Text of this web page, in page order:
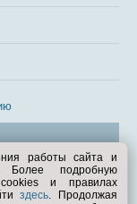
работы сайта и
Более подробную
и правилах
здесь. Продолжая